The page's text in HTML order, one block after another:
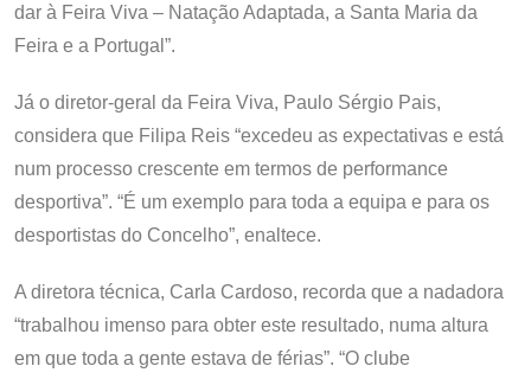
dar à Feira Viva – Natação Adaptada, a Santa Maria da
Feira e a Portugal”.
Já o diretor-geral da Feira Viva, Paulo Sérgio Pais,
considera que Filipa Reis “excedeu as expectativas e está
num processo crescente em termos de performance
desportiva”. “É um exemplo para toda a equipa e para os
desportistas do Concelho”, enaltece.
A diretora técnica, Carla Cardoso, recorda que a nadadora
“trabalhou imenso para obter este resultado, numa altura
em que toda a gente estava de férias”. “O clube